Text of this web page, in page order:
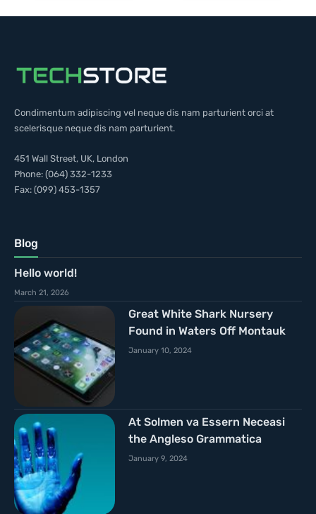
Condimentum adipiscing vel neque dis nam parturient orci at
scelerisque neque dis nam parturient.
451 Wall Street, UK, London
Phone: (064) 332-1233
Fax: (099) 453-1357
Blog
Hello world!
March 21, 2026
Great White Shark Nursery
Found in Waters Off Montauk
January 10, 2024
At Solmen va Essern Neceasi
the Angleso Grammatica
January 9, 2024